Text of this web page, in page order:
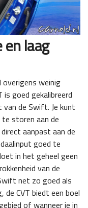
laag
weinig
is goed gekalibreerd
de Swift. Je kunt
storen aan de
aanpast aan de
goed te
in het geheel geen
van de
net zo goed als
de CVT biedt een boel
of wanneer je in